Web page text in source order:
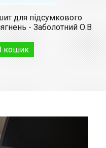
для підсумкового
- Заболотний О.В